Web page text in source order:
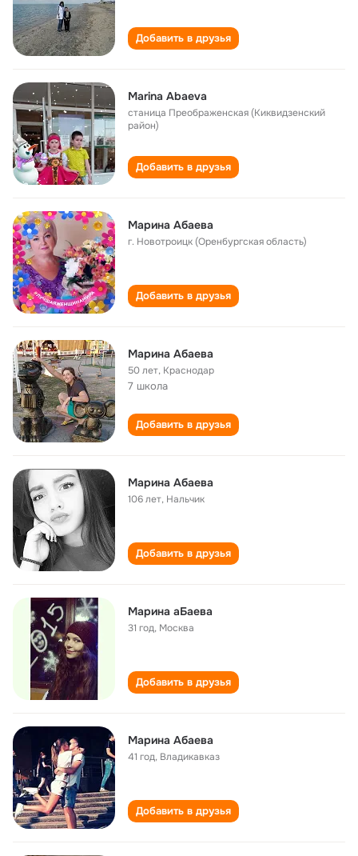
Добавить в друзья
Marina Аbaeva
станица Преображенская (Киквидзенский
район)
Добавить в друзья
Марина Абаева
г. Новотроицк (Оренбургская область)
Добавить в друзья
Марина Абаева
50 лет, Краснодар
7 школа
Добавить в друзья
Марина Абаева
106 лет, Нальчик
Добавить в друзья
Марина аБаева
31 год, Москва
Добавить в друзья
Марина Абаева
41 год, Владикавказ
Добавить в друзья